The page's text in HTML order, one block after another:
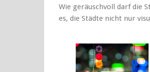
Wie geräuschvoll darf die
es, die Städte nicht nur